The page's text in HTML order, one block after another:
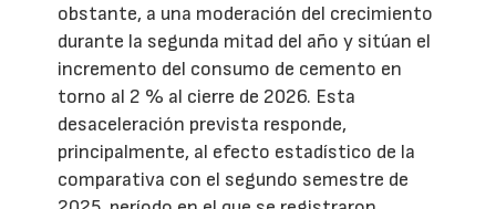
obstante, a una moderación del crecimiento
durante la segunda mitad del año y sitúan el
incremento del consumo de cemento en
torno al 2 % al cierre de 2026. Esta
desaceleración prevista responde,
principalmente, al efecto estadístico de la
comparativa con el segundo semestre de